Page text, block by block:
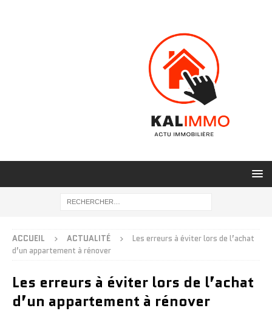
ACCUEIL ACTUALITÉ
Les erreurs à éviter lors de l’achat
d’un appartement à rénover
Les erreurs à éviter lors de l’achat
d’un appartement à rénover